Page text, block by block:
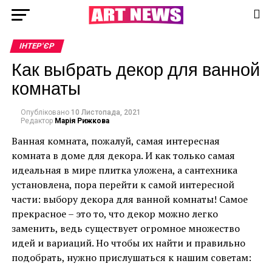
ІНТЕР'ЄР
Как выбрать декор для ванной
комнаты
Опубліковано 10 Листопада, 2021
Редактор Марія Рижкова
Ванная комната, пожалуй, самая интересная
комната в доме для декора. И как только самая
идеальная в мире плитка уложена, а сантехника
установлена, пора перейти к самой интересной
части: выбору декора для ванной комнаты! Самое
прекрасное – это то, что декор можно легко
заменить, ведь существует огромное множество
идей и вариаций. Но чтобы их найти и правильно
подобрать, нужно прислушаться к нашим советам: